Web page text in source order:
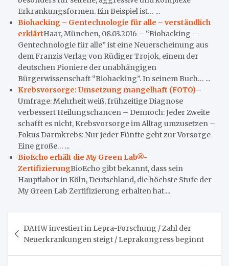
Erkrankungsformen. Ein Beispiel ist… ...
Biohacking – Gentechnologie für alle – verständlich
erklärtHaar, München, 08.03.2016 – “Biohacking –
Gentechnologie für alle” ist eine Neuerscheinung aus
dem Franzis Verlag von Rüdiger Trojok, einem der
deutschen Pioniere der unabhängigen
Bürgerwissenschaft “Biohacking”. In seinem Buch… ...
Krebsvorsorge: Umsetzung mangelhaft (FOTO)–
Umfrage: Mehrheit weiß, frühzeitige Diagnose
verbessert Heilungschancen – Dennoch: Jeder Zweite
schafft es nicht, Krebsvorsorge im Alltag umzusetzen –
Fokus Darmkrebs: Nur jeder Fünfte geht zur Vorsorge
Eine große… ...
BioEcho erhält die My Green Lab®-
ZertifizierungBioEcho gibt bekannt, dass sein
Hauptlabor in Köln, Deutschland, die höchste Stufe der
My Green Lab Zertifizierung erhalten hat....
DAHW investiert in Lepra-Forschung / Zahl der
Neuerkrankungen steigt / Leprakongress beginnt